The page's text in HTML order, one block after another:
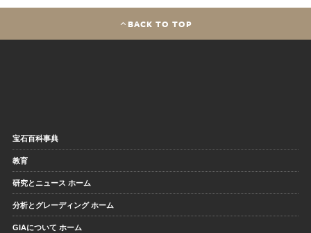
BACK TO TOP
宝石百科事典
教育
研究とニュース ホーム
分析とグレーディング ホーム
GIAについて ホーム